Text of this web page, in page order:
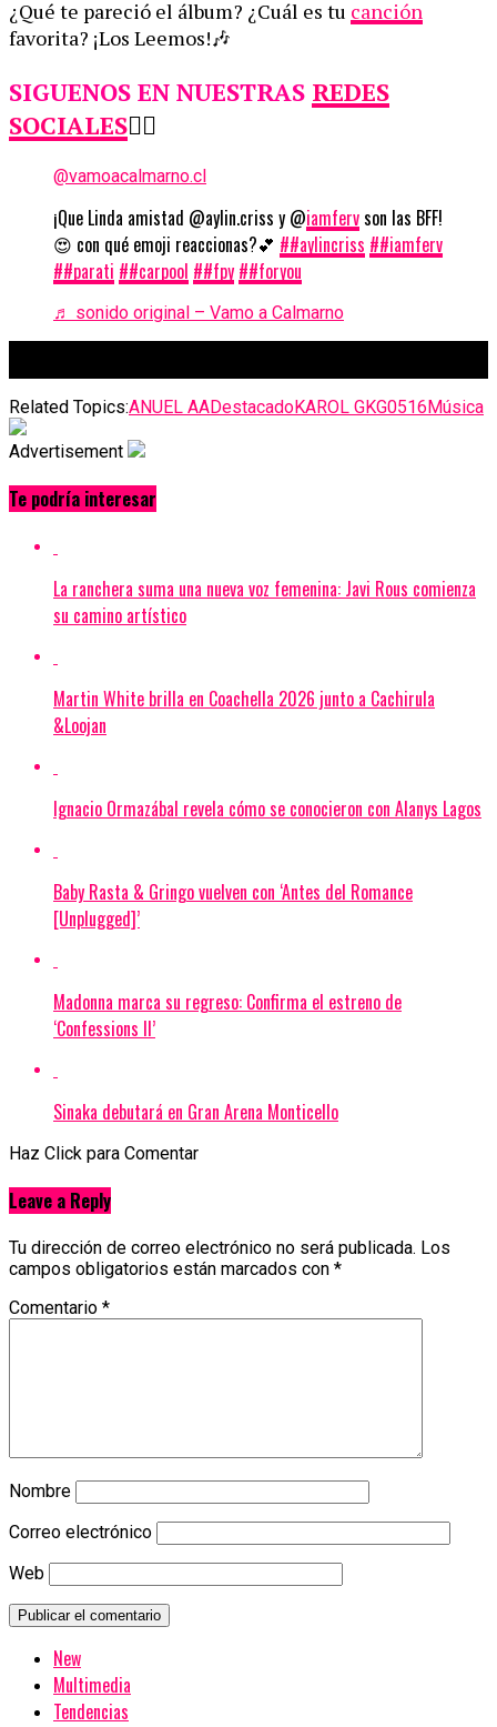
¿Qué te pareció el álbum? ¿Cuál es tu canción
favorita? ¡Los Leemos!🎶
SIGUENOS EN NUESTRAS REDES
SOCIALES👇🏼
@vamoacalmarno.cl
¡Que Linda amistad @aylin.criss y @iamfervson las BFF!
😍 con qué emoji reaccionas?💕 ##aylincriss ##iamferv
##parati ##carpool ##fpy ##foryou
♬ sonido original – Vamo a Calmarno
Related Topics:ANUEL AADestacadoKAROL GKG0516 Música
Advertisement
Te podría interesar
La ranchera suma una nueva voz femenina: Javi Rous comienza
su camino artístico
Martin White brilla en Coachella 2026 junto a Cachirula
&Loojan
Ignacio Ormazábal revela cómo se conocieron con Alanys Lagos
Baby Rasta & Gringo vuelven con ‘Antes del Romance
[Unplugged]’
Madonna marca su regreso: Confirma el estreno de
‘Confessions II’
Sinaka debutará en Gran Arena Monticello
Haz Click para Comentar
Leave a Reply
Tu dirección de correo electrónico no será publicada. Los
campos obligatorios están marcados con *
Comentario *
Nombre
Correo electrónico
Web
New
Multimedia
Tendencias